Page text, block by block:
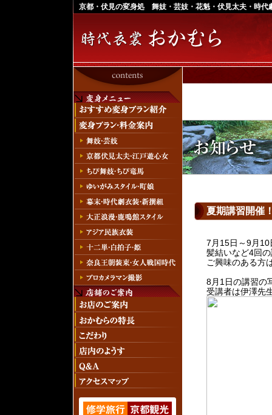
京都・伏見の変身処 舞妓・芸妓・花魁・伏見太夫・時代
夏期講習開催
7月15日～9月10
髪結いなど4回
ご興味のある方
8月1日の講習の
受講者は伊澤先